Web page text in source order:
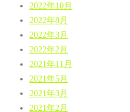
2022年10月
2022年8月
2022年3月
2022年2月
2021年11月
2021年5月
2021年3月
2021年2月